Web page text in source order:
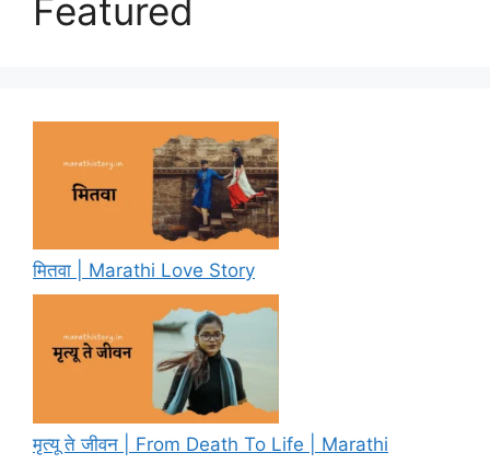
Featured
मितवा | Marathi Love Story
मृत्यू ते जीवन | From Death To Life | Marathi